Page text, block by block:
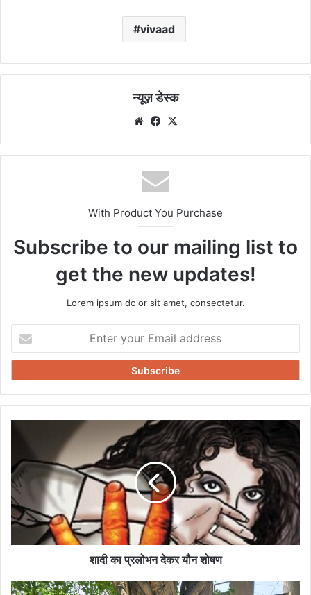
vivaad
न्यूज़ डेस्क
WebsiteFacebook
With Product You Purchase
Subscribe to our mailing list to
get the new updates!
Lorem ipsum dolor sit amet, consectetur.
your
Email
देकर
यौन
शोषण
शादी का प्रलोभन देकर यौन शोषण
सुहागीन